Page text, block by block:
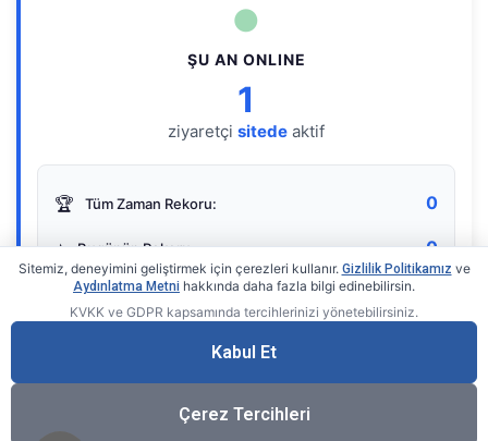
●
ŞU AN ONLINE
1
ziyaretçi sitede aktif
🏆 Tüm Zaman Rekoru: 0
⭐ Bugünün Rekoru: 0
Gerçek zamanlı sayaç
Sitemiz, deneyimini geliştirmek için çerezleri kullanır. Gizlilik Politikamız ve
Aydınlatma Metni hakkında daha fazla bilgi edinebilirsin.
KVKK ve GDPR kapsamında tercihlerinizi yönetebilirsiniz.
Kabul Et
Çerez Tercihleri